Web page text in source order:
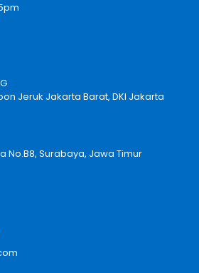
Jeruk Jakarta Barat, DKI Jakarta
No.B8, Surabaya, Jawa Timur